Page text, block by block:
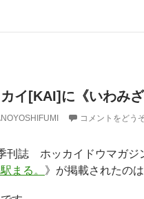
イ[KAI]に《いわみ
コメントをどう
季刊誌 ホッカイドウマガ
まる。 》が掲載されたの